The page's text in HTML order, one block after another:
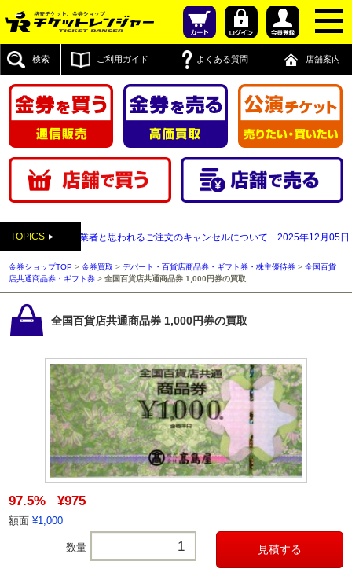
検索 ご利用ガイド よくある質問 店舗案内
TOPICS
払い買取業者と思われるご注文のキャンセルについて 2025年12月05日 【
金券ショップTOP >金券買取 >デパート・百貨店商品券・ギフト券・株主優待券 >全国百貨
店共通商品券・ギフト券 >全国百貨店共通商品券 1,000円券の買取
全国百貨店共通商品券 1,000円券の買取
97.5% ¥975
額面 ¥1,000
数量